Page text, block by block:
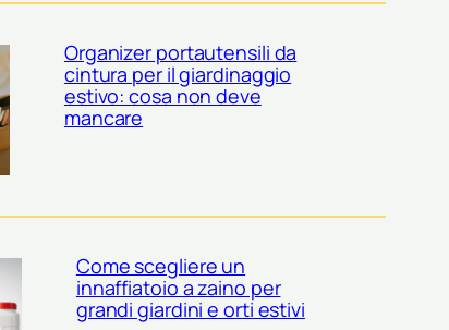
Organizer portautensili da
cintura per il giardinaggio
estivo: cosa non deve
mancare
Come scegliere un
innaffiatoio a zaino per
grandi giardini e orti estivi